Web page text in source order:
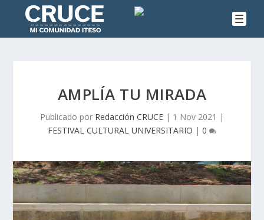
AMPLÍA TU MIRADA
Publicado por Redacción CRUCE | 1 Nov 2021 |
FESTIVAL CULTURAL UNIVERSITARIO | 0